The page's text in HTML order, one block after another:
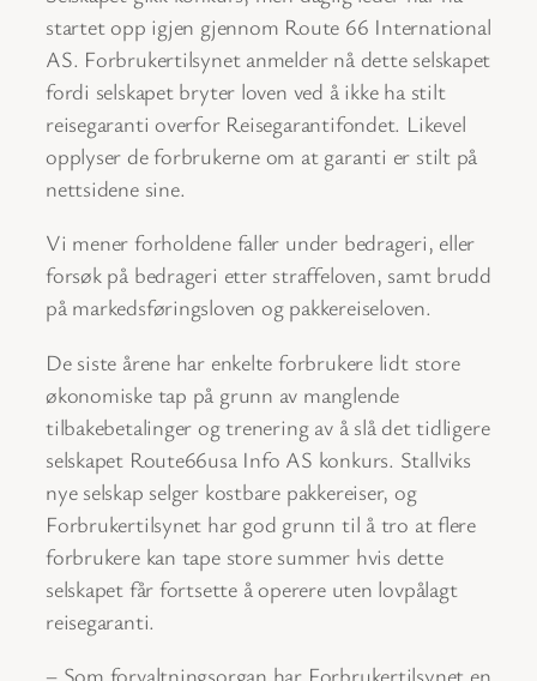
startet opp igjen gjennom Route 66 International
AS. Forbrukertilsynet anmelder nå dette selskapet
fordi selskapet bryter loven ved å ikke ha stilt
reisegaranti overfor Reisegarantifondet. Likevel
opplyser de forbrukerne om at garanti er stilt på
nettsidene sine.
Vi mener forholdene faller under bedrageri, eller
forsøk på bedrageri etter straffeloven, samt brudd
på markedsføringsloven og pakkereiseloven.
De siste årene har enkelte forbrukere lidt store
økonomiske tap på grunn av manglende
tilbakebetalinger og trenering av å slå det tidligere
selskapet Route66usa Info AS konkurs. Stallviks
nye selskap selger kostbare pakkereiser, og
Forbrukertilsynet har god grunn til å tro at flere
forbrukere kan tape store summer hvis dette
selskapet får fortsette å operere uten lovpålagt
reisegaranti.